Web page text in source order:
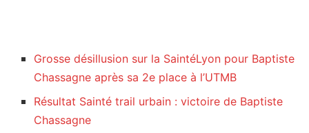
Grosse désillusion sur la SaintéLyon pour Baptiste
Chassagne après sa 2e place à l’UTMB
Résultat Sainté trail urbain : victoire de Baptiste
Chassagne